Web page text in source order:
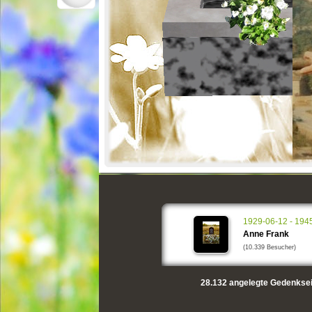
1929-06-12 -
Anne Frank
(10.339 Besucher)
28.132angelegte